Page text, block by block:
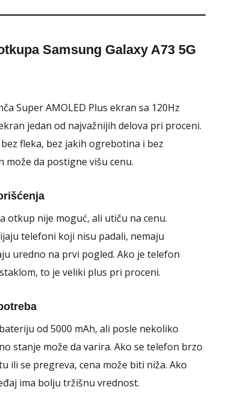
Samsung Galaxy A73 5G
Super AMOLED Plus ekran sa 120Hz
jedan od najvažnijih delova pri proceni.
fleka, bez jakih ogrebotina i bez
da postigne višu cenu.
otkup nije moguć, ali utiču na cenu.
telefoni koji nisu padali, nemaju
uredno na prvi pogled. Ako je telefon
to je veliki plus pri proceni.
od 5000 mAh, ali posle nekoliko
stanje može da varira. Ako se telefon brzo
ili se pregreva, cena može biti niža. Ako
ima bolju tržišnu vrednost.